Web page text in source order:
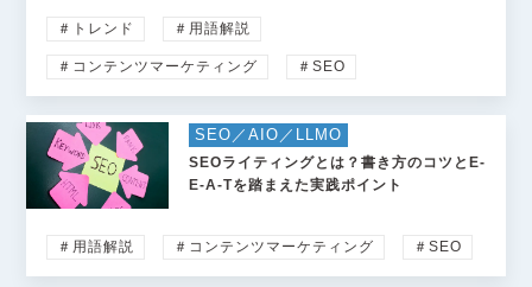
＃トレンド ＃用語解説
＃コンテンツマーケティング ＃SEO
SEO／AIO／LLMO
SEOライティングとは？書き方のコツとE-
E-A-Tを踏まえた実践ポイント
＃用語解説 ＃コンテンツマーケティング ＃SEO